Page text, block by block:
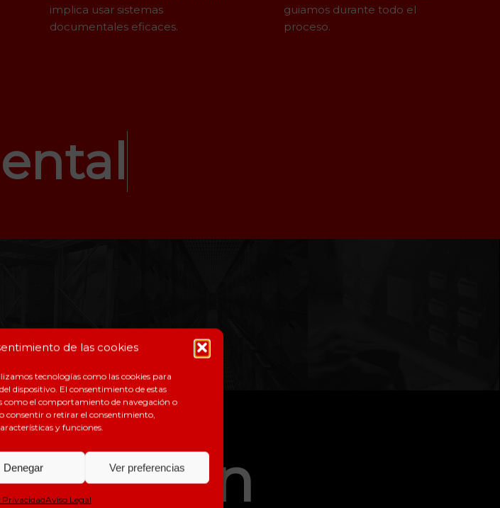
de las cookies
tecnologías como las cookies para
dispositivo. El consentimiento de estas
como el comportamiento de navegación o
consentir o retirar el consentimiento,
y funciones.
Denegar Ver preferencias
Aviso Legal
implica usar sistemas
documentales eficaces.
guiamos durante todo el
proceso.
Sin